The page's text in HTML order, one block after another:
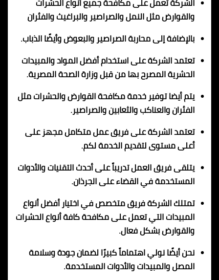
والقوارض مثل النمل والصراصير والبراغيث والفئران
بالإضافة إلى محاربة الصراصير والبعوض وأيضًا الذباب.
تعتمد الشركة على استخدام أفضل المواد والمبيدات
الحشرية المصرح بها من قبل وزارة الصحة المصرية.
يتم أيضا توفير خدمة مكافحة القوارض والحشرات مثل
الفئران والعناكب والثعابين والصراصير.
تعتمد الشركة على فريق عمل متكامل مجهز على
أعلى مستوى لتقديم الخدمة لكم.
يتلقى فريق العمل تدريباً على أحدث التقنيات والأدوات
المستخدمة في القضاء على الجرذان.
تمتلك الشركة فريق متخصص في اختيار أفضل أنواع
المبيدات التي تعمل على مكافحة كافة أنواع الحشرات
والقوارض بشكل فعال.
نحن أيضًا نولي اهتماماً كبيرًا لضمان جودة وسلامة
المصل والمبيدات والأدوات المستخدمة.